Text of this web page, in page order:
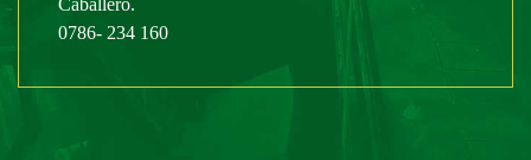
Caballero.
0786- 234 160